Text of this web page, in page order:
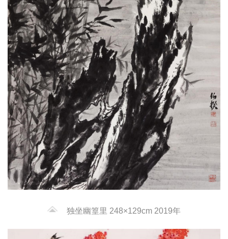
独坐幽篁里 248×129cm 2019年